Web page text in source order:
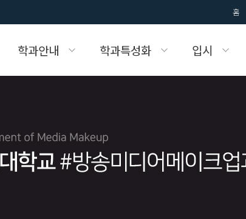
홈
학과안내
전공소개
학과특성화 입시
장학금안내